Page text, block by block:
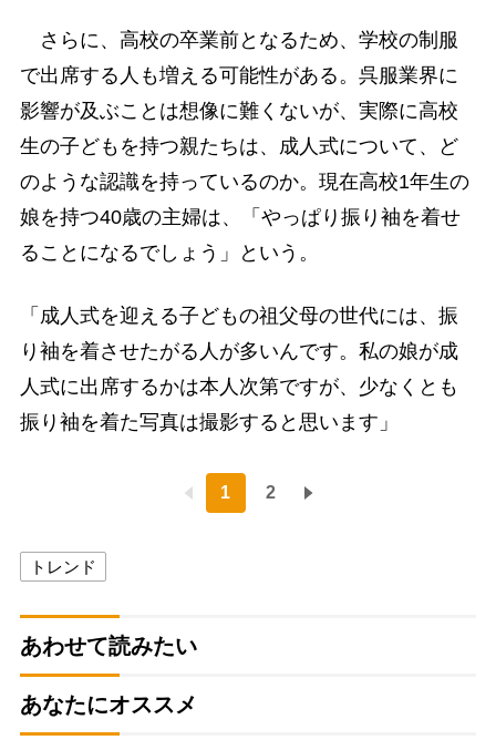
さらに、高校の卒業前となるため、学校の制服
で出席する人も増える可能性がある。呉服業界に
影響が及ぶことは想像に難くないが、実際に高校
生の子どもを持つ親たちは、成人式について、ど
のような認識を持っているのか。現在高校1年生の
娘を持つ40歳の主婦は、「やっぱり振り袖を着せ
ることになるでしょう」という。
「成人式を迎える子どもの祖父母の世代には、振
り袖を着させたがる人が多いんです。私の娘が成
人式に出席するかは本人次第ですが、少なくとも
振り袖を着た写真は撮影すると思います」
1 2
トレンド
あわせて読みたい
あなたにオススメ